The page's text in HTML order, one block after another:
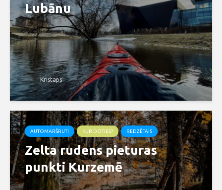
Lubānu
Kristaps
AUTOMARŠRUTI KUR DOTIES? REDZĒTAIS
Zelta rudens pieturas
punkti Kurzemē